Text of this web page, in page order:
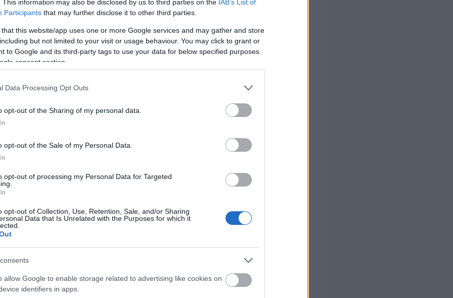
This information may also be disclosed by us to third parties on the IAB’s List of
Participants that may further disclose it to other third parties.
that this website/app uses one or more Google services and may gather and store
but not limited to your visit or usage behaviour. You may click to grant or
to Google and its third-party tags to use your data for below specified purposes
consent section.
Data Processing Opt Outs
opt-out of the Sharing of my personal data.
opt-out of the Sale of my Personal Data.
opt-out of processing my Personal Data for Targeted
opt-out of Collection, Use, Retention, Sale, and/or Sharing
Data that Is Unrelated with the Purposes for which it
allow Google to enable storage related to advertising like cookies on
identifiers in apps.
ασφαλείας, ανακοινώθηκε ότι εντός τριμήνου θα τεθεί σε
γεωεντοπισμού HEPOS, το οποίο θα είναι υποχρεωτικό σε κάθε
προβλέπεταιη καθολική εφαρμογή τηλεδιοίκησης, η
επίσης την εφαρμογή αυστηρών κριτηρίων αξιολόγησης του
των οποίων περιλαμβάνονται ψυχομετρικά τεστ σε συνεργασία με
και η λειτουργία νέων εκπαιδευτικών κέντρων με σύγχρονους
και την Hellenic Train νααναβαθμίσει τον στόλο και τις
στο πλαίσιο της ευρύτερης προσπάθειας αναβάθμισης του
συστήματος.
υπογράμμισε ότι:
με ουσιαστικές μεταρρυθμίσεις που θα διασφαλίσουν την
των μεταφορών».